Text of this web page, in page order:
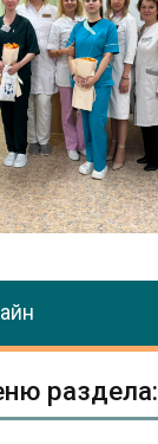
раздела: